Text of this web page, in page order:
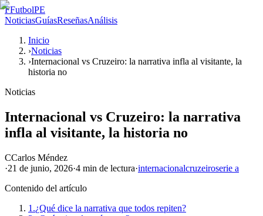
FFutbolPE
NoticiasGuíasReseñasAnálisis
Inicio
›Noticias
›Internacional vs Cruzeiro: la narrativa infla al visitante, la
historia no
Noticias
Internacional vs Cruzeiro: la narrativa
infla al visitante, la historia no
CCarlos Méndez
·21 de junio, 2026·4 min de lectura·internacionalcruzeiroserie a
Contenido del artículo
1.¿Qué dice la narrativa que todos repiten?